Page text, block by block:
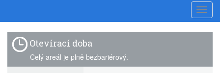
Otevírací doba
Celý areál je plně bezbariérový.